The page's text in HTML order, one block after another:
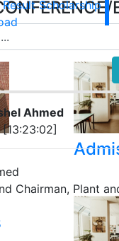
Result Scholarship
Ahmed
Chairman, Plant